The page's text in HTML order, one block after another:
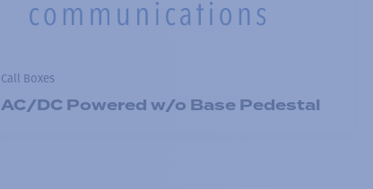
Call Boxes
AC/DC Powered w/o Base Pedestal